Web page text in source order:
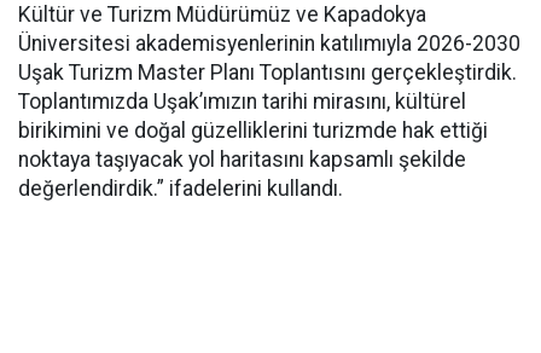
Kültür ve Turizm Müdürümüz ve Kapadokya
Üniversitesi akademisyenlerinin katılımıyla 2026-2030
Uşak Turizm Master Planı Toplantısını gerçekleştirdik.
Toplantımızda Uşak’ımızın tarihi mirasını, kültürel
birikimini ve doğal güzelliklerini turizmde hak ettiği
noktaya taşıyacak yol haritasını kapsamlı şekilde
değerlendirdik.” ifadelerini kullandı.